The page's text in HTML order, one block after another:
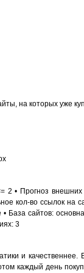
на которых уже
• Прогноз внешних
кол-во ссылок на
• База сайтов:
3
и качественнее.
каждый день